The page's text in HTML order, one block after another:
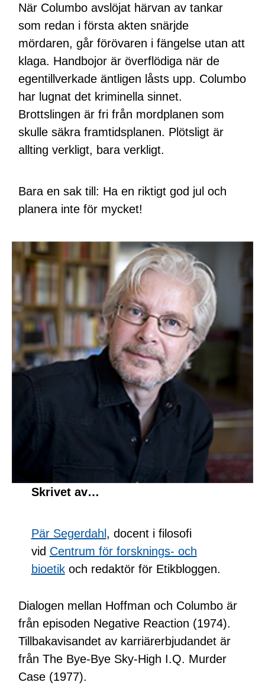
När Columbo avslöjat härvan av tankar
som redan i första akten snärjde
mördaren, går förövaren i fängelse utan att
klaga. Handbojor är överflödiga när de
egentillverkade äntligen låsts upp. Columbo
har lugnat det kriminella sinnet.
Brottslingen är fri från mordplanen som
skulle säkra framtidsplanen. Plötsligt är
allting verkligt, bara verkligt.
Bara en sak till: Ha en riktigt god jul och
planera inte för mycket!
Skrivet av…
Pär Segerdahl , docent i filosofi
vid Centrum för forsknings- och
bioetikoch redaktör för Etikbloggen.
Dialogen mellan Hoffman och Columbo är
från episoden Negative Reaction (1974).
Tillbakavisandet av karriärerbjudandet är
från The Bye-Bye Sky-High I.Q. Murder
Case (1977).